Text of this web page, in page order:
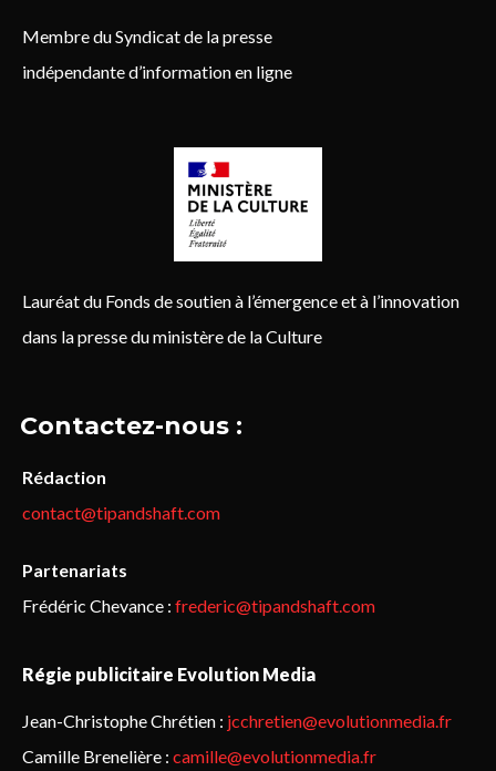
Membre du Syndicat de la presse
indépendante d’information en ligne
Lauréat du Fonds de soutien à l’émergence et à l’innovation
dans la presse du ministère de la Culture
Contactez-nous :
Rédaction
contact@tipandshaft.com
Partenariats
Frédéric Chevance : frederic@tipandshaft.com
Régie publicitaire Evolution Media
Jean-Christophe Chrétien : jcchretien@evolutionmedia.fr
Camille Brenelière : camille@evolutionmedia.fr